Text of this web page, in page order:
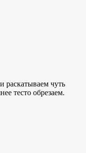
чуть
тесто обрезаем.